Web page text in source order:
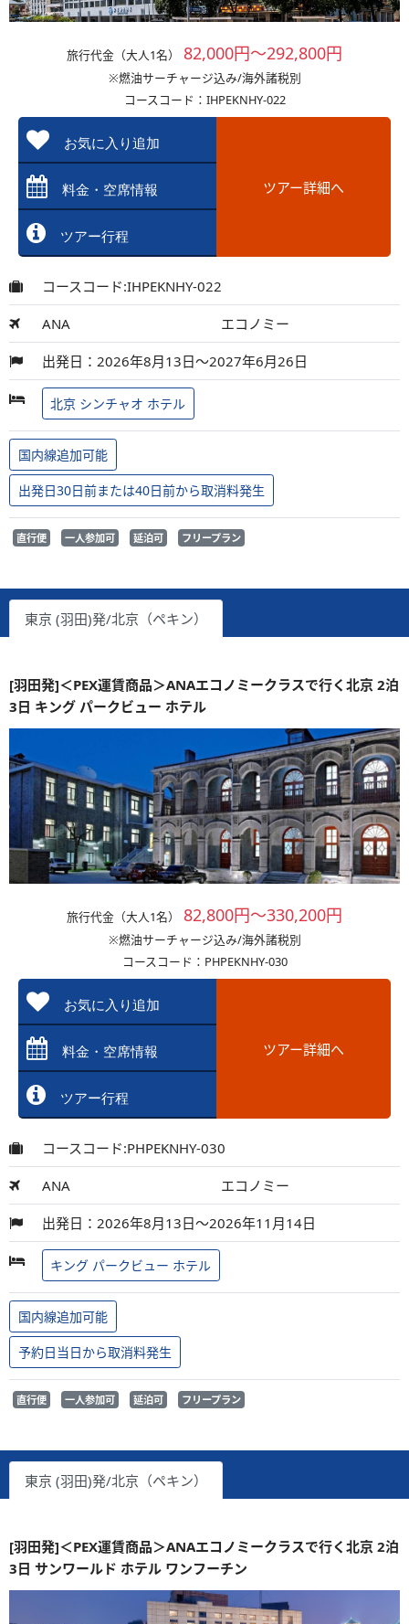
旅行代金（大人1名） 82,000円～292,800円
※燃油サーチャージ込み/海外諸税別
コースコード：IHPEKNHY-022
お気に入り追加
料金・空席情報
ツアー行程
ツアー詳細へ
コースコード:IHPEKNHY-022
ANA エコノミー
出発日：2026年8月13日～2027年6月26日
北京 シンチャオ ホテル
国内線追加可能
出発日30日前または40日前から取消料発生
直行便 一人参加可 延泊可 フリープラン
東京 (羽田)発/北京（ペキン）
[羽田発]＜PEX運賃商品＞ANAエコノミークラスで行く北京 2泊
3日 キング パークビュー ホテル
旅行代金（大人1名） 82,800円～330,200円
※燃油サーチャージ込み/海外諸税別
コースコード：PHPEKNHY-030
お気に入り追加
料金・空席情報
ツアー行程
ツアー詳細へ
コースコード:PHPEKNHY-030
ANA エコノミー
出発日：2026年8月13日～2026年11月14日
キング パークビュー ホテル
国内線追加可能
予約日当日から取消料発生
直行便 一人参加可 延泊可 フリープラン
東京 (羽田)発/北京（ペキン）
[羽田発]＜PEX運賃商品＞ANAエコノミークラスで行く北京 2泊
3日 サンワールド ホテル ワンフーチン